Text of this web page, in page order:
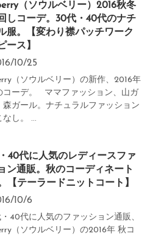
（ソウルベリー）2016秋冬
しコーデ。30代・40代のナチ
服。【変わり襟パッチワーク
ース】
10/25
（ソウルベリー）の新作、2016年
コーデ。 ママファッション、山ガ
森ガール。ナチュラルファッション
なし。 ...
40代に人気のレディースファ
ン通販。秋のコーディネート
【テーラードニットコート】
10/6
40代に人気のファッション通販、
（ソウルベリー）の2016年 秋コ